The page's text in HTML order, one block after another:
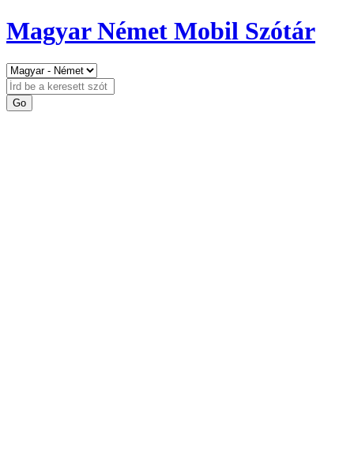
Magyar Német Mobil Szótár